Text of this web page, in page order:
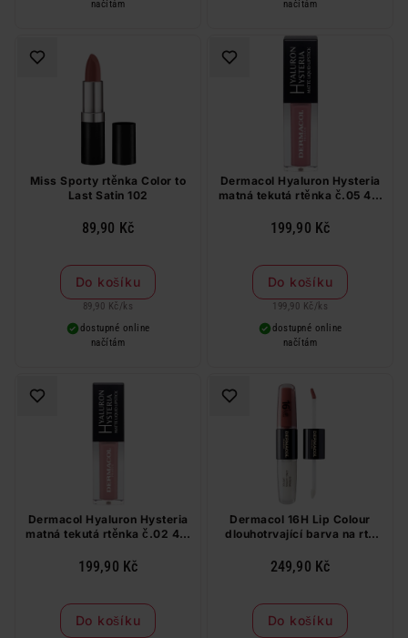
načítám načítám
Miss Sporty rtěnka Color to
Last Satin 102
89,90 Kč
Do košíku
89,90 Kč / ks
dostupné online
načítám
Dermacol Hyaluron Hysteria
matná tekutá rtěnka č.05 4,5
199,90 Kč
Do košíku
199,90 Kč / ks
dostupné online
načítám
Dermacol Hyaluron Hysteria
matná tekutá rtěnka č.02 4,5
199,90 Kč
Do košíku
Dermacol 16H Lip Colour
dlouhotrvající barva na rty
249,90 Kč
Do košíku